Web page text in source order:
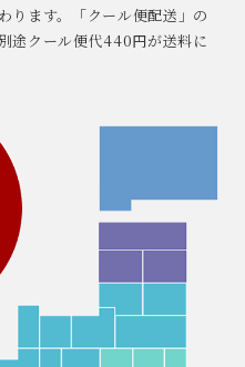
ります。「クール便配送」の
途クール便代440円が送料に